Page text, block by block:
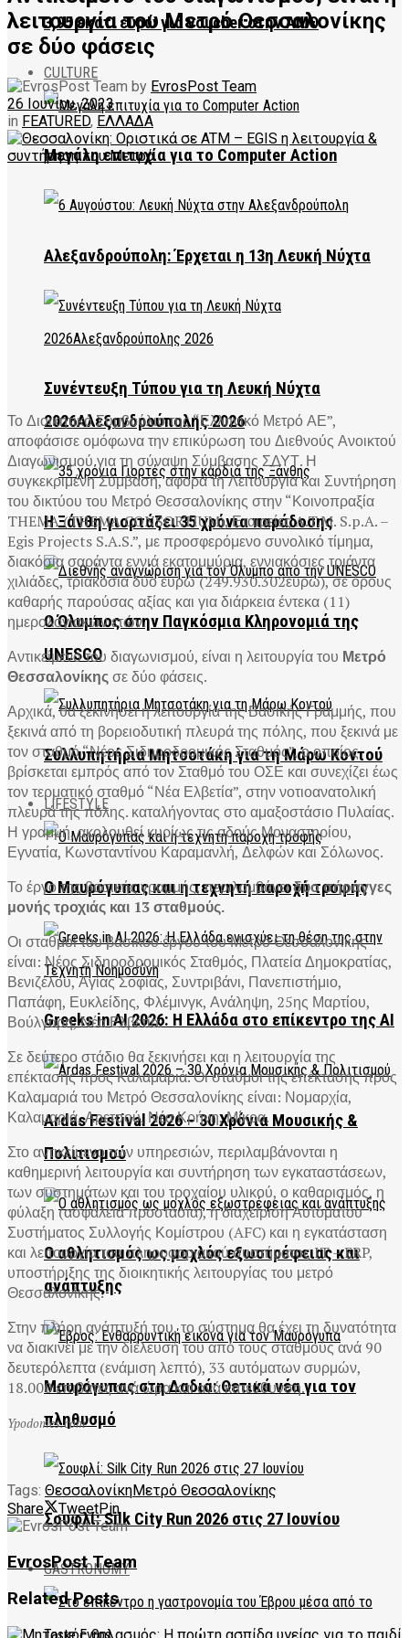
3,95 εκατ. ευρώ για voucher στην ΑΜΘ
CULTURE
Μεγάλη επιτυχία για το Computer Action
Αλεξανδρούπολη: Έρχεται η 13η Λευκή Νύχτα
Συνέντευξη Τύπου για τη Λευκή Νύχτα
2026Αλεξανδρούπολης 2026
Η Ξάνθη γιορτάζει 35 χρόνια παράδοσης
Ο Όλυμπος στην Παγκόσμια Κληρονομιά της
UNESCO
Συλλυπητήρια Μητσοτάκη για τη Μάρω Κοντού
LIFESTYLE
Ο Μαυρόγυπας και η τεχνητή παροχή τροφής
Greeks in AI 2026: Η Ελλάδα στο επίκεντρο της AI
Ardas Festival 2026 – 30 Χρόνια Μουσικής &
Πολιτισμού
Ο αθλητισμός ως μοχλός εξωστρέφειας και
ανάπτυξης
Μαυρόγυπας στη Δαδιά: Θετικά νέα για τον
πληθυσμό
Σουφλί: Silk City Run 2026 στις 27 Ιουνίου
GASTRONOMY
λειτουργία του Μετρό Θεσσαλονίκης
σε δύο φάσεις
by EvrosPost Team
26 Ιουνίου, 2023
in FEATURED, ΕΛΛΑΔΑ
Το Διοικητικό Συμβούλιο της “Ελληνικό Μετρό ΑΕ”,
αποφάσισε ομόφωνα την επικύρωση του Διεθνούς Ανοικτού
Διαγωνισμού για τη σύναψη Σύμβασης ΣΔΥΤ. Η
συγκεκριμένη Σύμβαση, αφορά τη Λειτουργία και Συντήρηση
του δικτύου του Μετρό Θεσσαλονίκης στην “Κοινοπραξία
THEMA (THEMA CONSORTIUM), Εταιρείες A.T.M. S.p.A. –
Egis Projects S.A.S.”, με προσφερόμενο συνολικό τίμημα,
διακόσια σαράντα εννιά εκατομμύρια, εννιακόσιες τριάντα
χιλιάδες, τριακόσια δύο ευρώ (249.930.302ευρώ), σε όρους
καθαρής παρούσας αξίας και για διάρκεια έντεκα (11)
ημερολογιακών ετών.
Αντικείμενο του διαγωνισμού, είναι η λειτουργία του Μετρό
Θεσσαλονίκηςσε δύο φάσεις.
Αρχικά, θα ξεκινήσει η λειτουργία της Βασικής Γραμμής, που
ξεκινά από τη βορειοδυτική πλευρά της πόλης, που ξεκινά με
τον σταθμό “Νέος Σιδηροδρομικός Σταθμός”, ο οποίος
βρίσκεται εμπρός από τον Σταθμό του ΟΣΕ και συνεχίζει έως
τον τερματικό σταθμό “Νέα Ελβετία”, στην νοτιοανατολική
πλευρά της πόλης. καταλήγοντας στο αμαξοστάσιο Πυλαίας.
Η γραμμή, ακολουθεί κυρίως τις οδούς Μοναστηρίου,
Εγνατία, Κωνσταντίνου Καραμανλή, Δελφών και Σόλωνος.
Το έργο της βασικής γραμμής, περιλαμβάνειδύο σήραγγες
μονής τροχιάς και 13 σταθμούς.
Οι σταθμοί του βασικού έργου του Μετρό Θεσσαλονίκης
είναι: Νέος Σιδηροδρομικός Σταθμός, Πλατεία Δημοκρατίας,
Βενιζέλου, Αγίας Σοφίας, Συντριβάνι, Πανεπιστήμιο,
Παπάφη, Ευκλείδης, Φλέμινγκ, Ανάληψη, 25ης Μαρτίου,
Βούλγαρη, Νέα Ελβετία.
Σε δεύτερο στάδιο θα ξεκινήσει και η λειτουργία της
επέκτασης προς Καλαμαριά. Οι σταθμοί της επέκτασης προς
Καλαμαριά του Μετρό Θεσσαλονίκης είναι: Νομαρχία,
Καλαμαριά, Αρετσού, Νέα Κρήνη, Μίκρα.
Στο αντικείμενο των υπηρεσιών, περιλαμβάνονται η
καθημερινή λειτουργία και συντήρηση των εγκαταστάσεων,
των συστημάτων και του τροχαίου υλικού, ο καθαρισμός, η
φύλαξη (ασφάλεια προστασία), η διαχείριση Αυτόματου
Συστήματος Συλλογής Κομίστρου (AFC) και η εγκατάσταση
και λειτουργία του πληροφοριακού συστήματος IT – ERP,
υποστήριξης της διοικητικής λειτουργίας του μετρό
Θεσσαλονίκης.
Στην πλήρη ανάπτυξή του, το σύστημα θα έχει τη δυνατότητα
να διακινεί με την διέλευσή του από τους σταθμούς ανά 90
δευτερόλεπτα (ενάμιση λεπτό), 33 αυτόματων συρμών,
18.000 επιβάτες ανά ώρα και ανά κατεύθυνση.
Ypodomes.com
Tags: ΘεσσαλονίκηΜετρό Θεσσαλονίκης
Share
TweetPin
EvrosPost Team
RelatedPosts